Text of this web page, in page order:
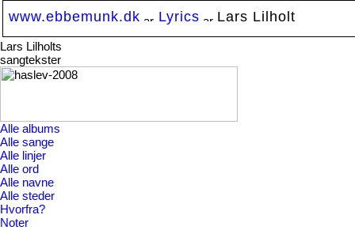
www.ebbemunk.dk Lyrics Lars Lilholt
Lars Lilholts
sangtekster
Alle albums
Alle sange
Alle linjer
Alle ord
Alle navne
Alle steder
Hvorfra?
Noter